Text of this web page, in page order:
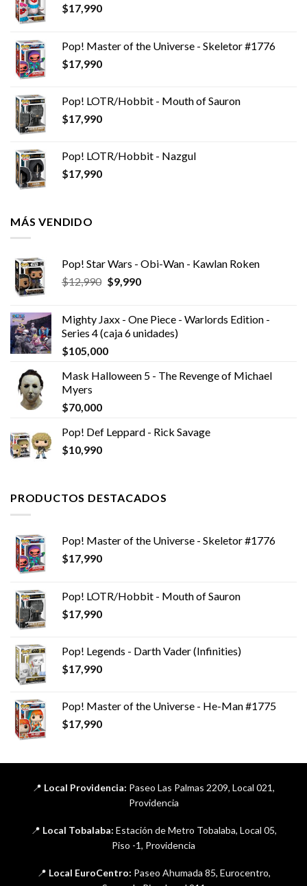
$17,990
Pop! Master of the Universe - Skeletor #1776
$17,990
Pop! LOTR/Hobbit - Mouth of Sauron
$17,990
Pop! LOTR/Hobbit - Nazgul
$17,990
MÁS VENDIDO
Pop! Star Wars - Obi-Wan - Kawlan Roken
$12,990 El
era:
$12,990.
$9,990El
es:
$9,990.
Mighty Jaxx - One Piece - Warlords Edition -
Series 4 (caja 6 unidades)
$105,000
Mask Halloween 5 - The Revenge of Michael
Myers
$70,000
Pop! Def Leppard - Rick Savage
$10,990
PRODUCTOS DESTACADOS
Pop! Master of the Universe - Skeletor #1776
$17,990
Pop! LOTR/Hobbit - Mouth of Sauron
$17,990
Pop! Legends - Darth Vader (Infinities)
$17,990
Pop! Master of the Universe - He-Man #1775
$17,990
📍 Local Providencia: Paseo Las Palmas 2209, Local 021,
Providencia
📍 Local Tobalaba: Estación de Metro Tobalaba, Local 05,
Piso -1, Providencia
📍 Local EuroCentro: Paseo Ahumada 85, Eurocentro,